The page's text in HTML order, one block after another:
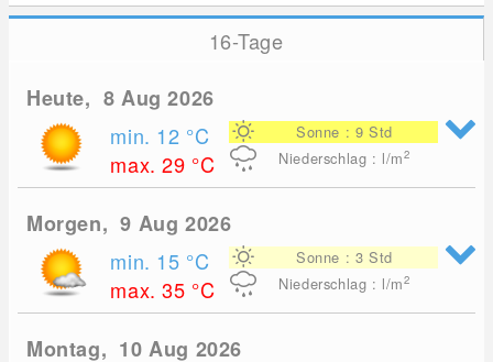
16-Tage
Heute, 8 Aug 2026
min. 12 °C
max. 29 °C
Sonne : 9 Std
Niederschlag : l/m2
Morgen, 9 Aug 2026
min. 15 °C
max. 35 °C
Sonne : 3 Std
Niederschlag : l/m2
Montag, 10 Aug 2026